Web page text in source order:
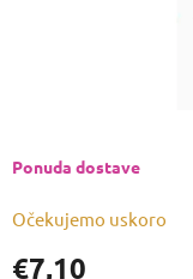
€7,10
Očekujemo uskoro
Ponuda dostave